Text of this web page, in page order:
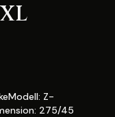
Z-
275/45